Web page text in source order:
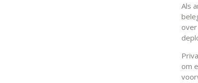
Als
over
om